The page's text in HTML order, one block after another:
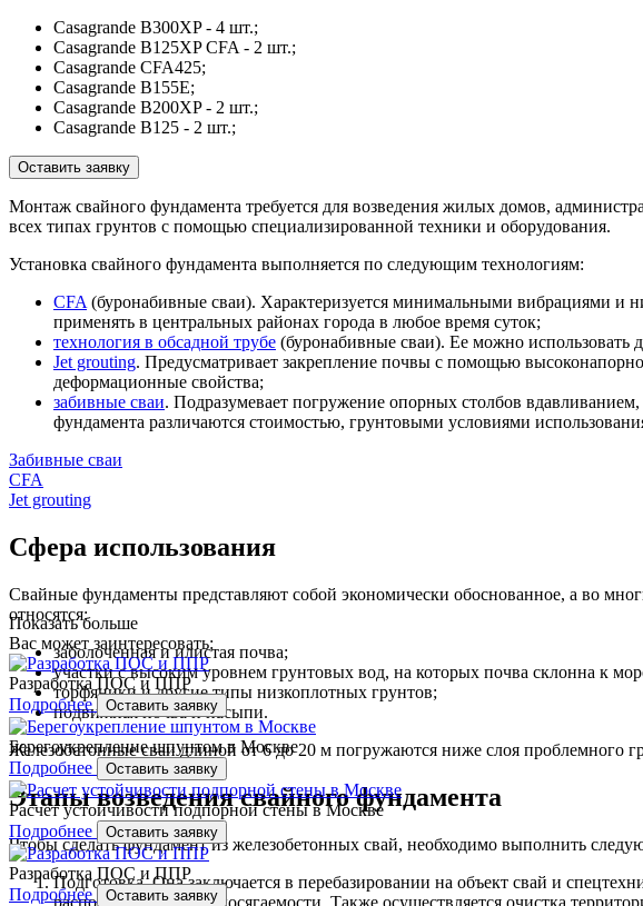
Casagrande B300XP - 4 шт.;
Casagrande B125XP CFA - 2 шт.;
Casagrande CFA425;
Casagrande B155E;
Casagrande B200XP - 2 шт.;
Casagrande B125 - 2 шт.;
Оставить заявку
Монтаж свайного фундамента требуется для возведения жилых домов,
всех типах грунтов с помощью специализированной техники и оборудования.
Установка свайного фундамента выполняется по следующим технологиям:
CFA (буронабивные сваи). Характеризуется минимальными вибрациями и
применять в центральных районах города в любое время суток;
технология в обсадной трубе (буронабивные сваи). Ее можно использовать
Jet grouting. Предусматривает закрепление почвы с помощью
деформационные свойства;
забивные сваи. Подразумевает погружение опорных столбов
фундамента различаются стоимостью, грунтовыми условиями
Забивные сваи
CFA
Jet grouting
Сфера использования
Свайные фундаменты представляют собой экономически обоснованное, а во
относятся:
заболоченная и илистая почва;
участки с высоким уровнем грунтовых вод, на которых почва склонна к
торфяники и другие типы низкоплотных грунтов;
подвижная почва и насыпи.
Железобетонные сваи длиной от 6 до 20 м погружаются ниже слоя проблемного
Этапы возведения свайного фундамента
Чтобы сделать фундамент из железобетонных свай, необходимо выполнить
Подготовка. Она заключается в перебазировании на объект свай и
располагались в зоне досягаемости. Также осуществляется очистка
Показать больше
Вас может заинтересовать:
Разработка ПОС и ППР
Подробнее
Оставить заявку
Берегоукрепление шпунтом в Москве
Подробнее
Оставить заявку
Расчет устойчивости подпорной стены в Москве
Подробнее
Оставить заявку
Разработка ПОС и ППР
Подробнее
Оставить заявку